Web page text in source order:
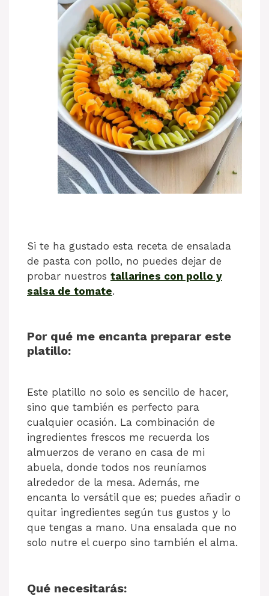
Si te ha gustado esta receta de ensalada
de pasta con pollo, no puedes dejar de
probar nuestros tallarines con pollo y
salsa de tomate.
Por qué me encanta preparar este
platillo:
Este platillo no solo es sencillo de hacer,
sino que también es perfecto para
cualquier ocasión. La combinación de
ingredientes frescos me recuerda los
almuerzos de verano en casa de mi
abuela, donde todos nos reuníamos
alrededor de la mesa. Además, me
encanta lo versátil que es; puedes añadir o
quitar ingredientes según tus gustos y lo
que tengas a mano. Una ensalada que no
solo nutre el cuerpo sino también el alma.
Qué necesitarás: